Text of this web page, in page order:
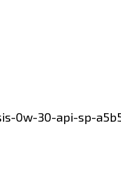
30-api-sp-